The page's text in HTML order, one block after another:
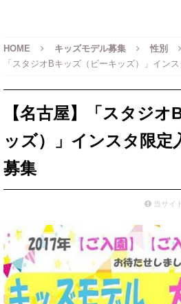
HOME キッズモデル募集 性別
「スタジオBキッズ（ビーキッズ）」イン
【名古屋】「スタジ
ッズ）」インスタ限定
募集
当サイ